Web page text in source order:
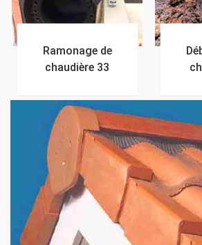
Ramonage de
chaudière 33